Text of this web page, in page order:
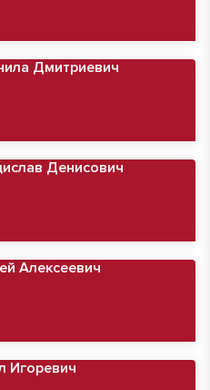
Дмитриевич
Денисович
Алексеевич
Игоревич